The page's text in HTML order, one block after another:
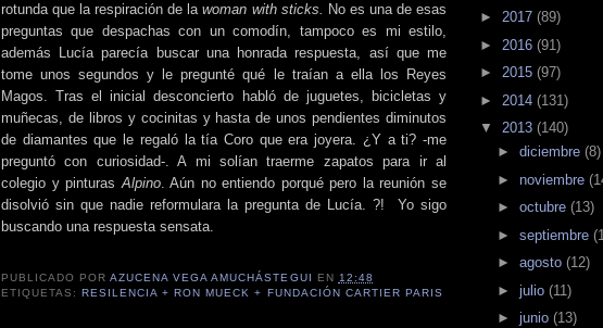
rotunda que la respiración de lawoman with sticks. No es una de esas
preguntas que despachas con un comodín, tampoco es mi estilo,
además Lucía parecía buscar una honrada respuesta, así que me
tome unos segundos y le pregunté qué le traían a ella los Reyes
Magos. Tras el inicial desconcierto habló de juguetes, bicicletas y
muñecas, de libros y cocinitas y hasta de unos pendientes diminutos
de diamantes que le regaló la tía Coro que era joyera. ¿Y a ti? -me
preguntó con curiosidad-. A mi solían traerme zapatos para ir al
colegio y pinturasAlpino. Aún no entiendo porqué pero la reunión se
disolvió sin que nadie reformulara la pregunta de Lucía. ?! Yo sigo
buscando una respuesta sensata.
PUBLICADO PORAZUCENA VEGA AMUCHÁSTEGUI EN 12:48
ETIQUETAS:RESILENCIA + RON MUECK + FUNDACIÓN CARTIER PARIS
► 2017 (89)
► 2016 (91)
► 2015 (97)
► 2014 (131)
▼ 2013 (140)
► diciembre (8)
► noviembre
► octubre (13)
► septiembre
► agosto (12)
► julio (11)
► junio (13)